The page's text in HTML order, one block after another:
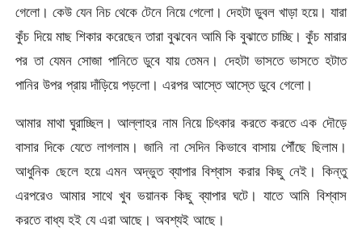
গেলো। কেউ যেন নিচ থেকে টেনে নিয়ে গেলো। দেহটা ডুবল খাড়া হয়ে। যারা
কুঁচ দিয়ে মাছ শিকার করেছেন তারা বুঝবেন আমি কি বুঝাতে চাচ্ছি। কুঁচ মারার
পর তা যেমন সোজা পানিতে ডুবে যায় তেমন। দেহটা ভাসতে ভাসতে হটাত
পানির উপর প্রায় দাঁড়িয়ে পড়লো। এরপর আস্তে আস্তে ডুবে গেলো।
আমার মাথা ঘুরাচ্ছিল। আল্লাহর নাম নিয়ে চিৎকার করতে করতে এক দৌড়ে
বাসার দিকে যেতে লাগলাম। জানি না সেদিন কিভাবে বাসায় পৌঁছে ছিলাম।
আধুনিক ছেলে হয়ে এমন অদ্ভুত ব্যাপার বিশ্বাস করার কিছু নেই। কিন্তু
এরপরেও আমার সাথে খুব ভয়ানক কিছু ব্যাপার ঘটে। যাতে আমি বিশ্বাস
করতে বাধ্য হই যে এরা আছে। অবশ্যই আছে।